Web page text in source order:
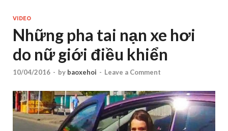
VIDEO
Những pha tai nạn xe hơi
do nữ giới điều khiển
10/04/2016 - by baoxehoi - Leave a Comment